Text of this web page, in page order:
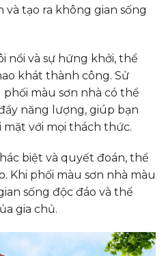
và tạo ra không gian sống
nổi và sự hứng khởi, thể
khát thành công. Sử
màu sơn nhà có thể
năng lượng, giúp bạn
với mọi thách thức.
biệt và quyết đoán, thể
Khi phối màu sơn nhà màu
sống độc đáo và thể
gia chủ.